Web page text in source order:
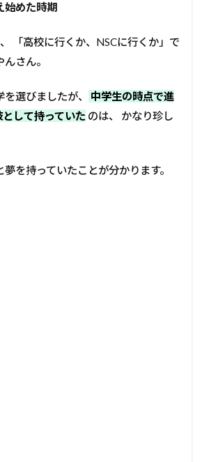
始めた時期
「高校に行くか、NSCに行くか」で
さん。
選びましたが、
中学生の時点で進
として持っていた のは、 かなり珍し
を持っていたことが分かります。